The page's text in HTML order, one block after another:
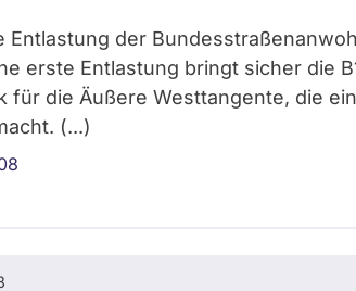
Entlastung der
erste Entlastung bringt sicher die
für die Äußere Westtangente, die
(...)